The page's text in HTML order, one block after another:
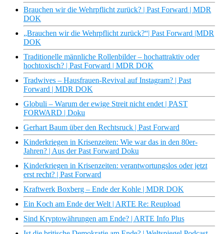
Brauchen wir die Wehrpflicht zurück? | Past Forward | MDR
DOK
„Brauchen wir die Wehrpflicht zurück?“| Past Forward |MDR
DOK
Traditionelle männliche Rollenbilder – hochattraktiv oder
hochtoxisch? | Past Forward | MDR DOK
Tradwives – Hausfrauen-Revival auf Instagram? | Past
Forward | MDR DOK
Globuli – Warum der ewige Streit nicht endet | PAST
FORWARD | Doku
Gerhart Baum über den Rechtsruck | Past Forward
Kinderkriegen in Krisenzeiten: Wie war das in den 80er-
Jahren? | Aus der Past Forward Doku
Kinderkriegen in Krisenzeiten: verantwortungslos oder jetzt
erst recht? | Past Forward
Kraftwerk Boxberg – Ende der Kohle | MDR DOK
Ein Koch am Ende der Welt | ARTE Re: Reupload
Sind Kryptowährungen am Ende? | ARTE Info Plus